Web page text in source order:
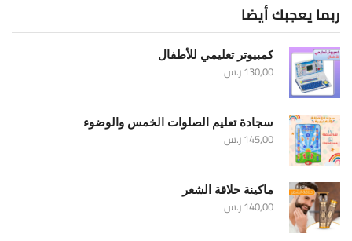
ربما يعجبك أيضا
كمبيوتر تعليمي للأطفال
130,00ر.س
سجادة تعليم الصلوات الخمس والوضوء
145,00ر.س
ماكينة حلاقة الشعر
140,00ر.س